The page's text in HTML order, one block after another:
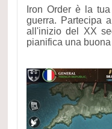
Iron Order è la
guerra. Partecipa
all'inizio del XX
pianifica una